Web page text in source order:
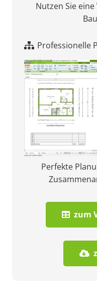
Nutzen Sie
Professionelle
Perfekte
zum